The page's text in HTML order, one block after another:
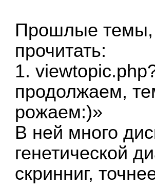
Прошлые темы,
прочитать:
1.
продолжаем,
рожаем:)»
В ней много
генетической
скринниг,